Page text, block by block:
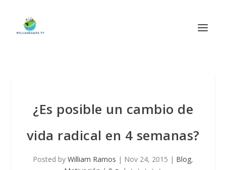
¿Es posible un cambio de
vida radical en 4 semanas?
Posted by William Ramos | Nov 24, 2015 | Blog,